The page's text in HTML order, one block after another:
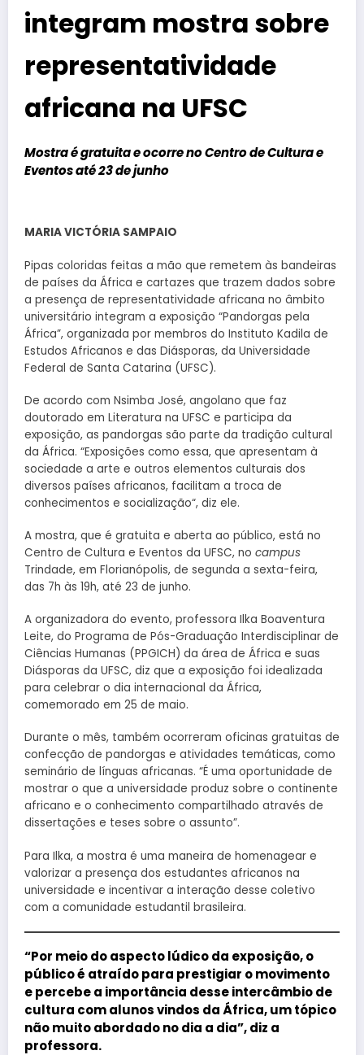
integram mostra sobre
representatividade
africana na UFSC
Mostra é gratuita e ocorre no Centro de Cultura e
Eventos até 23 de junho
MARIA VICTÓRIA SAMPAIO
Pipas coloridas feitas a mão que remetem às bandeiras
de países da África e cartazes que trazem dados sobre
a presença de representatividade africana no âmbito
universitário integram a exposição “Pandorgas pela
África”, organizada por membros do Instituto Kadila de
Estudos Africanos e das Diásporas, da Universidade
Federal de Santa Catarina (UFSC).
De acordo com Nsimba José, angolano que faz
doutorado em Literatura na UFSC e participa da
exposição, as pandorgas são parte da tradição cultural
da África. “Exposições como essa, que apresentam à
sociedade a arte e outros elementos culturais dos
diversos países africanos, facilitam a troca de
conhecimentos e socialização“, diz ele.
A mostra, que é gratuita e aberta ao público, está no
Centro de Cultura e Eventos da UFSC, no campus
Trindade, em Florianópolis, de segunda a sexta-feira,
das 7h às 19h, até 23 de junho.
A organizadora do evento, professora Ilka Boaventura
Leite, do Programa de Pós-Graduação Interdisciplinar de
Ciências Humanas (PPGICH) da área de África e suas
Diásporas da UFSC, diz que a exposição foi idealizada
para celebrar o dia internacional da África,
comemorado em 25 de maio.
Durante o mês, também ocorreram oficinas gratuitas de
confecção de pandorgas e atividades temáticas, como
seminário de línguas africanas. “É uma oportunidade de
mostrar o que a universidade produz sobre o continente
africano e o conhecimento compartilhado através de
dissertações e teses sobre o assunto”.
Para Ilka, a mostra é uma maneira de homenagear e
valorizar a presença dos estudantes africanos na
universidade e incentivar a interação desse coletivo
com a comunidade estudantil brasileira.
“Por meio do aspecto lúdico da exposição, o
público é atraído para prestigiar o movimento
e percebe a importância desse intercâmbio de
cultura com alunos vindos da África, um tópico
não muito abordado no dia a dia”, diz a
professora.